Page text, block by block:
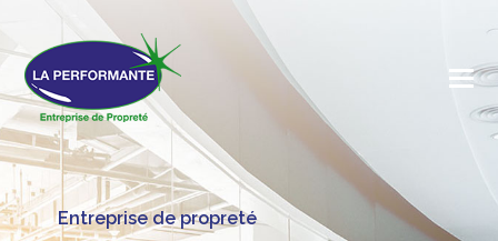
Entreprise de propreté